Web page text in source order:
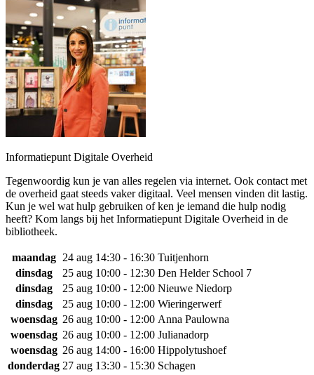
Informatiepunt Digitale Overheid
Tegenwoordig kun je van alles regelen via internet. Ook contact met
de overheid gaat steeds vaker digitaal. Veel mensen vinden dit lastig.
Kun je wel wat hulp gebruiken of ken je iemand die hulp nodig
heeft? Kom langs bij het Informatiepunt Digitale Overheid in de
bibliotheek.
maandag 24 aug 14:30 - 16:30 Tuitjenhorn
dinsdag
25 aug 10:00 - 12:30 Den Helder School 7
dinsdag
25 aug 10:00 - 12:00 Nieuwe Niedorp
dinsdag
25 aug 10:00 - 12:00 Wieringerwerf
woensdag 26 aug 10:00 - 12:00 Anna Paulowna
woensdag 26 aug 10:00 - 12:00 Julianadorp
woensdag 26 aug 14:00 - 16:00 Hippolytushoef
donderdag 27 aug 13:30 - 15:30 Schagen